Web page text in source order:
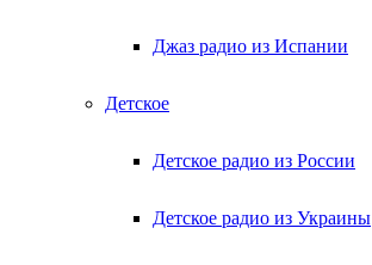
Джаз радио из Испании
Детское
Детское радио из России
Детское радио из Украины